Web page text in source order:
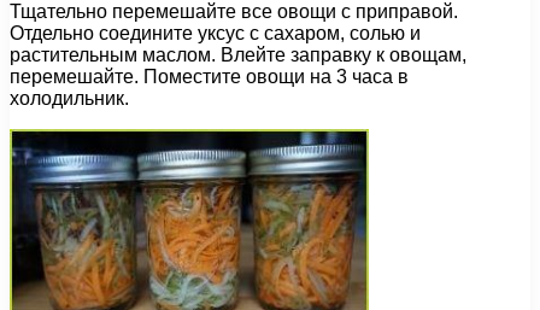
Тщательно перемешайте все овощи с приправой.
Отдельно соедините уксус с сахаром, солью и
растительным маслом. Влейте заправку к овощам,
перемешайте. Поместите овощи на 3 часа в
холодильник.